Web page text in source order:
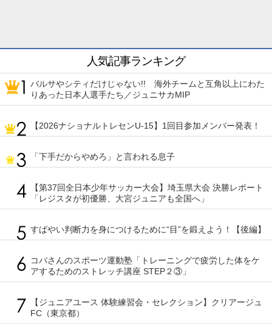
人気記事ランキング
バルサやシティだけじゃない!! 海外チームと互角以上にわた
りあった日本人選手たち／ジュニサカMIP
【2026ナショナルトレセンU-15】1回目参加メンバー発表！
「下手だからやめろ」と言われる息子
【第37回全日本少年サッカー大会】埼玉県大会 決勝レポート
「レジスタが初優勝、大宮ジュニアも全国へ」
すばやい判断力を身につけるために“目”を鍛えよう！【後編】
コバさんのスポーツ運動塾「トレーニングで疲労した体をケ
アするためのストレッチ講座 STEP２③」
【ジュニアユース 体験練習会・セレクション】クリアージュ
FC（東京都）